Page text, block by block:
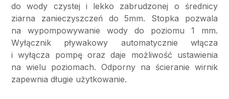
do wody czystej i lekko zabrudzonej o średnicy
ziarna zanieczyszczeń do 5mm. Stopka pozwala
na wypompowywanie wody do poziomu 1 mm.
Wyłącznik pływakowy automatycznie włącza
i wyłącza pompę oraz daje możliwość ustawienia
na wielu poziomach. Odporny na ścieranie wirnik
zapewnia długie użytkowanie.